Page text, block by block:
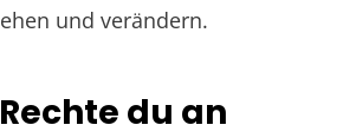
und verändern.
du an